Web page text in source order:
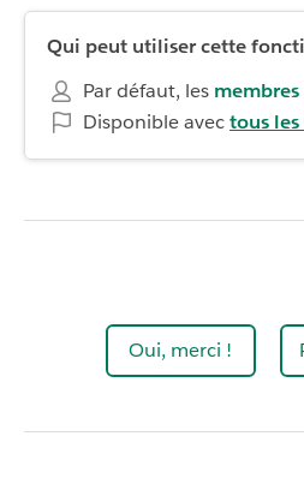
Qui peut utiliser cette
Par défaut, les membres
Disponible avectous
Oui, merci !